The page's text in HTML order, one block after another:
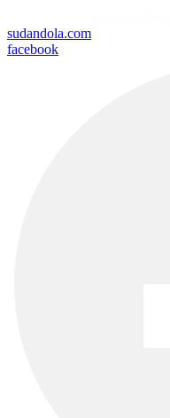
sudandola.com
facebook